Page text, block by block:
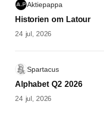
Aktiepappa
Historien om Latour
24 jul, 2026
Spartacus
Alphabet Q2 2026
24 jul, 2026